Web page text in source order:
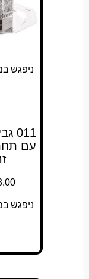
ניפגש
011 גביע
עם תחתית
₪153.00
ניפגש